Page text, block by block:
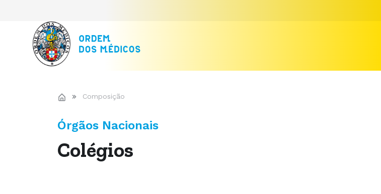
Composição
Órgãos Nacionais
Colégios